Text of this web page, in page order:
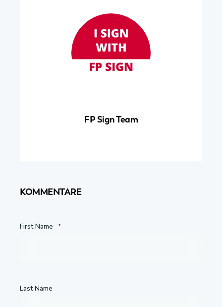
FP Sign Team
KOMMENTARE
First Name *
Last Name